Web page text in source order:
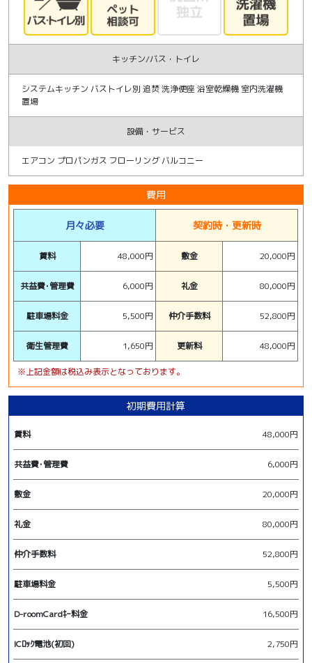
キッチン/バス・トイレ
システムキッチン バストイレ別 追焚 洗浄便座 浴室乾燥機 室内洗濯機
置場
設備・サービス
エアコン プロパンガス フローリング バルコニー
費用
月々必要
賃料 48,000円
共益費･管理費 6,000円
駐車場料金 5,500円
衛生管理費 1,650円
契約時・更新時
敷金 20,000円
礼金 80,000円
仲介手数料 52,800円
更新料 48,000円
※上記金額は税込み表示となっております。
初期費用計算
賃料 48,000円
共益費･管理費 6,000円
敷金 20,000円
礼金 80,000円
仲介手数料 52,800円
駐車場料金 5,500円
D-roomCardｷｰ料金 16,500円
ICﾛｯｸ電池(初回) 2,750円